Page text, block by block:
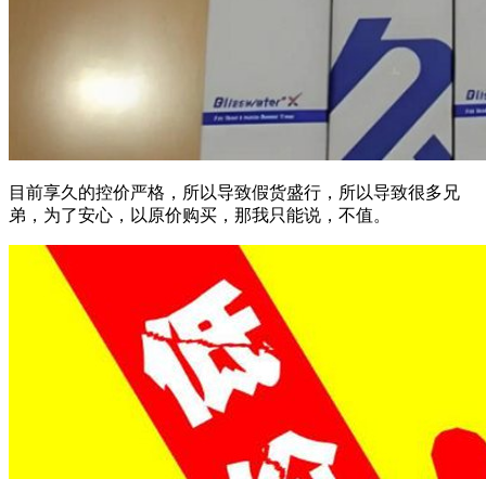
目前享久的控价严格，所以导致假货盛行，所以导致很多兄
弟，为了安心，以原价购买，那我只能说，不值。